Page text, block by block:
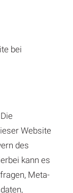
bei
Website
des
kann es
Meta-